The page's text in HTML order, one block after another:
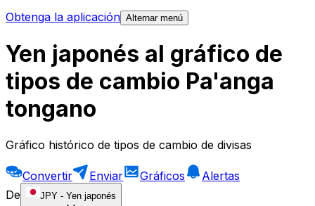
Obtenga la aplicación Alternar menú
Yen japonés al gráfico de
tipos de cambio Pa'anga
tongano
Gráfico histórico de tipos de cambio de divisas
Convertir Enviar Gráficos
Alertas
De
JPY - Yen japonés